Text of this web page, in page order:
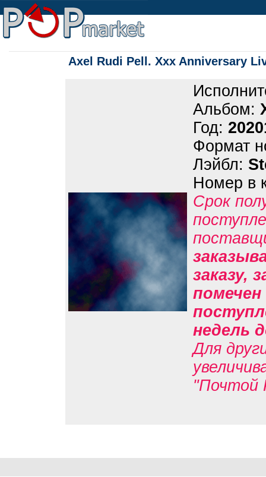
Axel Rudi Pell. Xxx Anniversary
Альбом:
Год:
Формат
Лэйбл:
Номер в
Срок
заказу,
помечен
недель
Для
"Почтой